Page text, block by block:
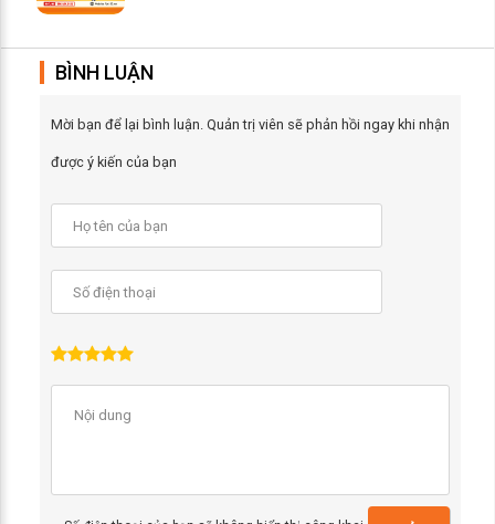
BÌNH LUẬN
Mời bạn để lại bình luận. Quản trị viên sẽ phản hồi ngay khi nhận
được ý kiến của bạn